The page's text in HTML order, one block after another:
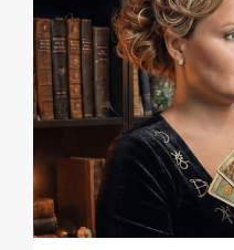
Karty, astrologie,
psychomagie. Vysoká
Baví mne taje lidské
snad čtyřicet let. I
anglicky, německy,
vcelku slušně i
mi karty ukazují a